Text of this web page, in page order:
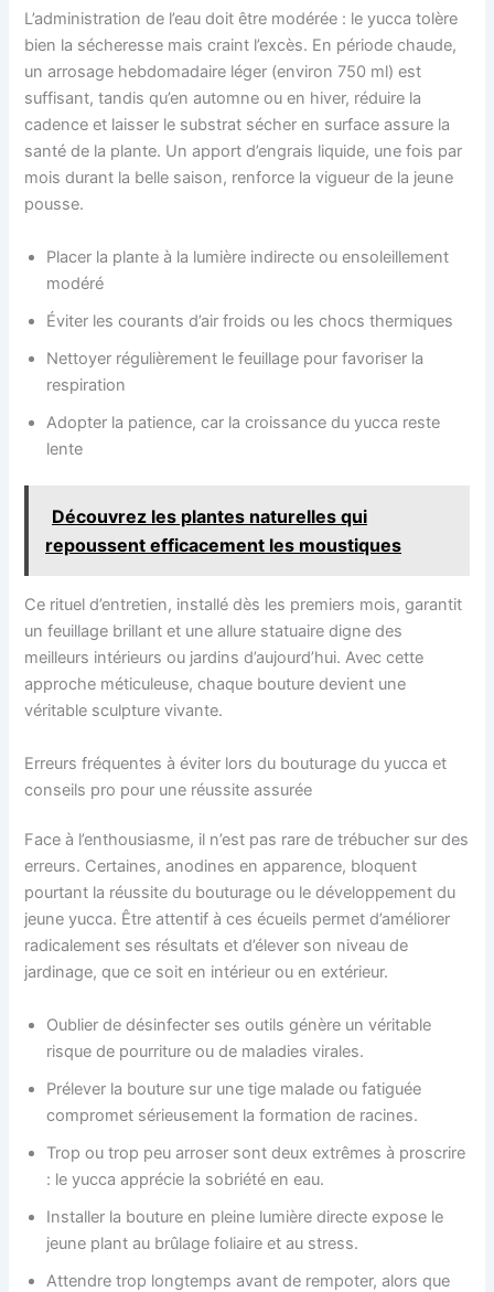
L’administration de l’eau doit être modérée : le yucca tolère
bien la sécheresse mais craint l’excès. En période chaude,
un arrosage hebdomadaire léger (environ 750 ml) est
suffisant, tandis qu’en automne ou en hiver, réduire la
cadence et laisser le substrat sécher en surface assure la
santé de la plante. Un apport d’engrais liquide, une fois par
mois durant la belle saison, renforce la vigueur de la jeune
pousse.
Placer la plante à la lumière indirecte ou ensoleillement
modéré
Éviter les courants d’air froids ou les chocs thermiques
Nettoyer régulièrement le feuillage pour favoriser la
respiration
Adopter la patience, car la croissance du yucca reste
lente
Découvrez les plantes naturelles qui
repoussent efficacement les moustiques
Ce rituel d’entretien, installé dès les premiers mois, garantit
un feuillage brillant et une allure statuaire digne des
meilleurs intérieurs ou jardins d’aujourd’hui. Avec cette
approche méticuleuse, chaque bouture devient une
véritable sculpture vivante.
Erreurs fréquentes à éviter lors du bouturage du yucca et
conseils pro pour une réussite assurée
Face à l’enthousiasme, il n’est pas rare de trébucher sur des
erreurs. Certaines, anodines en apparence, bloquent
pourtant la réussite du bouturage ou le développement du
jeune yucca. Être attentif à ces écueils permet d’améliorer
radicalement ses résultats et d’élever son niveau de
jardinage, que ce soit en intérieur ou en extérieur.
Oublier de désinfecter ses outils génère un véritable
risque de pourriture ou de maladies virales.
Prélever la bouture sur une tige malade ou fatiguée
compromet sérieusement la formation de racines.
Trop ou trop peu arroser sont deux extrêmes à proscrire
: le yucca apprécie la sobriété en eau.
Installer la bouture en pleine lumière directe expose le
jeune plant au brûlage foliaire et au stress.
Attendre trop longtemps avant de rempoter, alors que